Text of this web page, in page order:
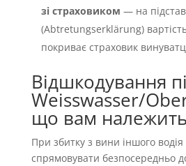
зі страховиком — на
(Abtretungserklärung)
покриває страховик
Відшкодування
Weisswasser/
що вам
При збитку з вини іншого
спрямовувати безпосередньо